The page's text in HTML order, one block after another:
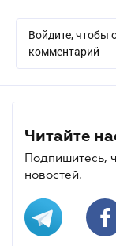
Войдите, чтобы
комментарий
Читайте
Подпишитесь,
новостей.